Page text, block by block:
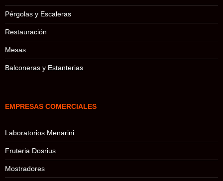
Pérgolas y Escaleras
Restauración
Mesas
Balconeras y Estanterias
EMPRESAS COMERCIALES
Laboratorios Menarini
Fruteria Dosrius
Mostradores